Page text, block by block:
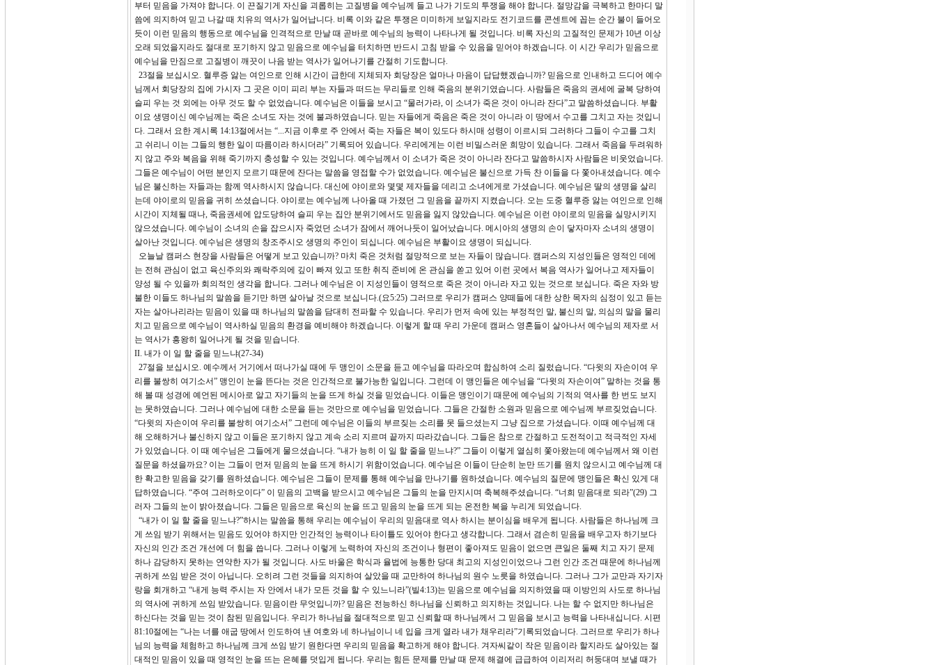
부터 믿음을 가져야 합니다. 이 끈질기게 자신을 괴롭히는 고질병을 예수님께 들고 나가 기도의 투쟁을 해야 합니다. 절망감을 극복하고 한마디 말
씀에 의지하여 믿고 나갈 때 치유의 역사가 일어납니다. 비록 이와 같은 투쟁은 미미하게 보일지라도 전기코드를 콘센트에 꼽는 순간 불이 들어오
듯이 이런 믿음의 행동으로 예수님을 인격적으로 만날 때 곧바로 예수님의 능력이 나타나게 될 것입니다. 비록 자신의 고질적인 문제가 10년 이상
오래 되었을지라도 절대로 포기하지 않고 믿음으로 예수님을 터치하면 반드시 고침 받을 수 있음을 믿어야 하겠습니다. 이 시간 우리가 믿음으로
예수님을 만짐으로 고질병이 깨끗이 나음 받는 역사가 일어나기를 간절히 기도합니다.
23절을 보십시오. 혈루증 앓는 여인으로 인해 시간이 급한데 지체되자 회당장은 얼마나 마음이 답답했겠습니까? 믿음으로 인내하고 드디어 예수
님께서 회당장의 집에 가시자 그 곳은 이미 피리 부는 자들과 떠드는 무리들로 인해 죽음의 분위기였습니다. 사람들은 죽음의 권세에 굴복 당하여
슬피 우는 것 외에는 아무 것도 할 수 없었습니다. 예수님은 이들을 보시고 “물러가라, 이 소녀가 죽은 것이 아니라 잔다”고 말씀하셨습니다. 부활
이요 생명이신 예수님께는 죽은 소녀도 자는 것에 불과하였습니다. 믿는 자들에게 죽음은 죽은 것이 아니라 이 땅에서 수고를 그치고 자는 것입니
다. 그래서 요한 계시록 14:13절에서는 “...지금 이후로 주 안에서 죽는 자들은 복이 있도다 하시매 성령이 이르시되 그러하다 그들이 수고를 그치
고 쉬리니 이는 그들의 행한 일이 따름이라 하시더라” 기록되어 있습니다. 우리에게는 이런 비밀스러운 희망이 있습니다. 그래서 죽음을 두려워하
지 않고 주와 복음을 위해 죽기까지 충성할 수 있는 것입니다. 예수님께서 이 소녀가 죽은 것이 아니라 잔다고 말씀하시자 사람들은 비웃었습니다.
그들은 예수님이 어떤 분인지 모르기 때문에 잔다는 말씀을 영접할 수가 없었습니다. 예수님은 불신으로 가득 찬 이들을 다 쫓아내셨습니다. 예수
님은 불신하는 자들과는 함께 역사하시지 않습니다. 대신에 야이로와 몇몇 제자들을 데리고 소녀에게로 가셨습니다. 예수님은 딸의 생명을 살리
는데 야이로의 믿음을 귀히 쓰셨습니다. 야이로는 예수님께 나아올 때 가졌던 그 믿음을 끝까지 지켰습니다. 오는 도중 혈루증 앓는 여인으로 인해
시간이 지체될 때나, 죽음권세에 압도당하여 슬피 우는 집안 분위기에서도 믿음을 잃지 않았습니다. 예수님은 이런 야이로의 믿음을 실망시키지
않으셨습니다. 예수님이 소녀의 손을 잡으시자 죽었던 소녀가 잠에서 깨어나듯이 일어났습니다. 메시아의 생명의 손이 닿자마자 소녀의 생명이
살아난 것입니다. 예수님은 생명의 창조주시오 생명의 주인이 되십니다. 예수님은 부활이요 생명이 되십니다.
오늘날 캠퍼스 현장을 사람들은 어떻게 보고 있습니까? 마치 죽은 것처럼 절망적으로 보는 자들이 많습니다. 캠퍼스의 지성인들은 영적인 데에
는 전혀 관심이 없고 육신주의와 쾌락주의에 깊이 빠져 있고 또한 취직 준비에 온 관심을 쏟고 있어 이런 곳에서 복음 역사가 일어나고 제자들이
양성 될 수 있을까 회의적인 생각을 합니다. 그러나 예수님은 이 지성인들이 영적으로 죽은 것이 아니라 자고 있는 것으로 보십니다. 죽은 자와 방
불한 이들도 하나님의 말씀을 듣기만 하면 살아날 것으로 보십니다.(요5:25) 그러므로 우리가 캠퍼스 양떼들에 대한 상한 목자의 심정이 있고 듣는
자는 살아나리라는 믿음이 있을 때 하나님의 말씀을 담대히 전파할 수 있습니다. 우리가 먼저 속에 있는 부정적인 말, 불신의 말, 의심의 말을 물리
치고 믿음으로 예수님이 역사하실 믿음의 환경을 예비해야 하겠습니다. 이렇게 할 때 우리 가운데 캠퍼스 영혼들이 살아나서 예수님의 제자로 서
는 역사가 흥왕히 일어나게 될 것을 믿습니다.
II. 내가 이 일 할 줄을 믿느냐(27-34)
27절을 보십시오. 예수께서 거기에서 떠나가실 때에 두 맹인이 소문을 듣고 예수님을 따라오며 합심하여 소리 질렀습니다. “다윗의 자손이여 우
리를 불쌍히 여기소서” 맹인이 눈을 뜬다는 것은 인간적으로 불가능한 일입니다. 그런데 이 맹인들은 예수님을 “다윗의 자손이여” 말하는 것을 통
해 볼 때 성경에 예언된 메시아로 알고 자기들의 눈을 뜨게 하실 것을 믿었습니다. 이들은 맹인이기 때문에 예수님의 기적의 역사를 한 번도 보지
는 못하였습니다. 그러나 예수님에 대한 소문을 듣는 것만으로 예수님을 믿었습니다. 그들은 간절한 소원과 믿음으로 예수님께 부르짖었습니다.
“다윗의 자손이여 우리를 불쌍히 여기소서” 그런데 예수님은 이들의 부르짖는 소리를 못 들으셨는지 그냥 집으로 가셨습니다. 이때 예수님께 대
해 오해하거나 불신하지 않고 이들은 포기하지 않고 계속 소리 지르며 끝까지 따라갔습니다. 그들은 참으로 간절하고 도전적이고 적극적인 자세
가 있었습니다. 이 때 예수님은 그들에게 물으셨습니다. “내가 능히 이 일 할 줄을 믿느냐?” 그들이 이렇게 열심히 쫓아왔는데 예수님께서 왜 이런
질문을 하셨을까요? 이는 그들이 먼저 믿음의 눈을 뜨게 하시기 위함이었습니다. 예수님은 이들이 단순히 눈만 뜨기를 원치 않으시고 예수님께 대
한 확고한 믿음을 갖기를 원하셨습니다. 예수님은 그들이 문제를 통해 예수님을 만나기를 원하셨습니다. 예수님의 질문에 맹인들은 확신 있게 대
답하였습니다. “주여 그러하오이다” 이 믿음의 고백을 받으시고 예수님은 그들의 눈을 만지시며 축복해주셨습니다. “너희 믿음대로 되라”(29) 그
러자 그들의 눈이 밝아졌습니다. 그들은 믿음으로 육신의 눈을 뜨고 믿음의 눈을 뜨게 되는 온전한 복을 누리게 되었습니다.
“내가 이 일 할 줄을 믿느냐?”하시는 말씀을 통해 우리는 예수님이 우리의 믿음대로 역사 하시는 분이심을 배우게 됩니다. 사람들은 하나님께 크
게 쓰임 받기 위해서는 믿음도 있어야 하지만 인간적인 능력이나 타이틀도 있어야 한다고 생각합니다. 그래서 겸손히 믿음을 배우고자 하기보다
자신의 인간 조건 개선에 더 힘을 씁니다. 그러나 이렇게 노력하여 자신의 조건이나 형편이 좋아져도 믿음이 없으면 큰일은 둘째 치고 자기 문제
하나 감당하지 못하는 연약한 자가 될 것입니다. 사도 바울은 학식과 율법에 능통한 당대 최고의 지성인이었으나 그런 인간 조건 때문에 하나님께
귀하게 쓰임 받은 것이 아닙니다. 오히려 그런 것들을 의지하여 살았을 때 교만하여 하나님의 원수 노릇을 하였습니다. 그러나 그가 교만과 자기자
랑을 회개하고 “내게 능력 주시는 자 안에서 내가 모든 것을 할 수 있느니라”(빌4:13)는 믿음으로 예수님을 의지하였을 때 이방인의 사도로 하나님
의 역사에 귀하게 쓰임 받았습니다. 믿음이란 무엇입니까? 믿음은 전능하신 하나님을 신뢰하고 의지하는 것입니다. 나는 할 수 없지만 하나님은
하신다는 것을 믿는 것이 참된 믿음입니다. 우리가 하나님을 절대적으로 믿고 신뢰할 때 하나님께서 그 믿음을 보시고 능력을 나타내십니다. 시편
81:10절에는 “나는 너를 애굽 땅에서 인도하여 낸 여호와 네 하나님이니 네 입을 크게 열라 내가 채우리라”기록되었습니다. 그러므로 우리가 하나
님의 능력을 체험하고 하나님께 크게 쓰임 받기 원한다면 우리의 믿음을 확고하게 해야 합니다. 겨자씨같이 작은 믿음이라 할지라도 살아있는 절
대적인 믿음이 있을 때 영적인 눈을 뜨는 은혜를 덧입게 됩니다. 우리는 힘든 문제를 만날 때 문제 해결에 급급하여 이리저리 허둥대며 보낼 때가